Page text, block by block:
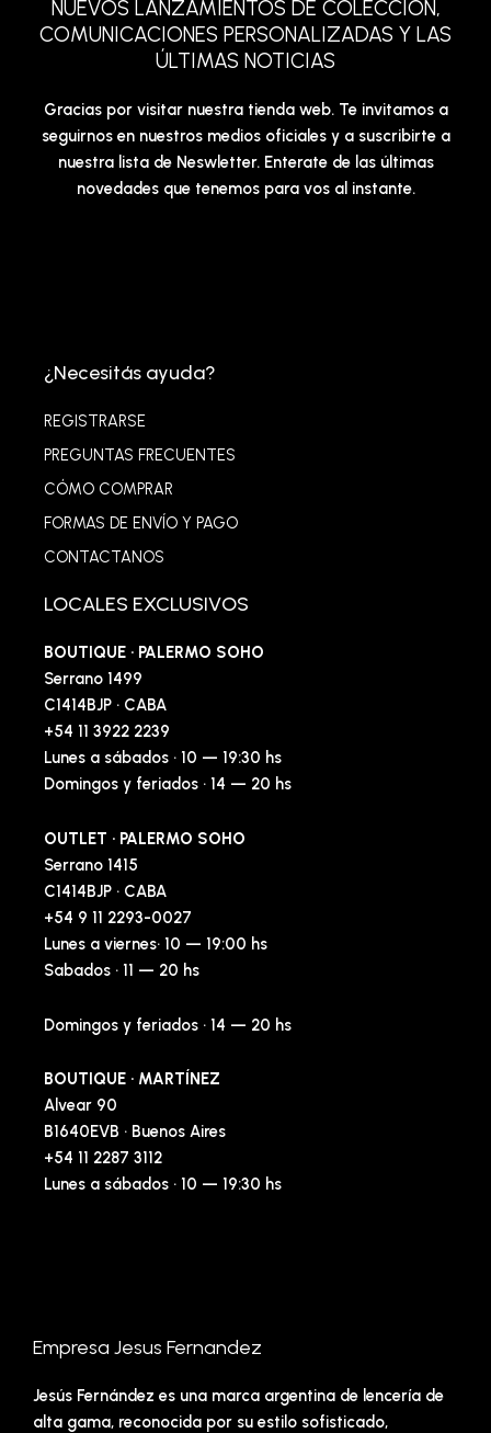
NUEVOS LANZAMIENTOS DE COLECCIÓN,
COMUNICACIONES PERSONALIZADAS Y LAS
ÚLTIMAS NOTICIAS
Gracias por visitar nuestra tienda web. Te invitamos a
seguirnos en nuestros medios oficiales y a suscribirte a
nuestra lista de Neswletter. Enterate de las últimas
novedades que tenemos para vos al instante.
¿Necesitás ayuda?
REGISTRARSE
PREGUNTAS FRECUENTES
CÓMO COMPRAR
FORMAS DE ENVÍO Y PAGO
CONTACTANOS
LOCALES EXCLUSIVOS
BOUTIQUE · PALERMO SOHO
Serrano 1499
C1414BJP · CABA
+54 11 3922 2239
Lunes a sábados · 10 — 19:30 hs
Domingos y feriados · 14 — 20 hs
OUTLET · PALERMO SOHO
Serrano 1415
C1414BJP · CABA
+54 9 11 2293-0027
Lunes a viernes· 10 — 19:00 hs
Sabados · 11 — 20 hs
Domingos y feriados · 14 — 20 hs
BOUTIQUE · MARTÍNEZ
Alvear 90
B1640EVB · Buenos Aires
+54 11 2287 3112
Lunes a sábados · 10 — 19:30 hs
Empresa Jesus Fernandez
Jesús Fernández es una marca argentina de lencería de
alta gama, reconocida por su estilo sofisticado,